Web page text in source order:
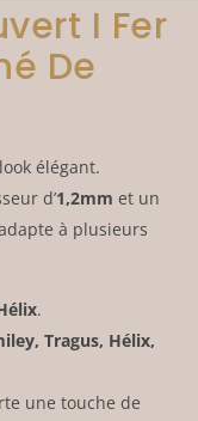
I Fer
De
élégant.
d’1,2mm et un
à plusieurs
.
Tragus, Hélix,
une touche de